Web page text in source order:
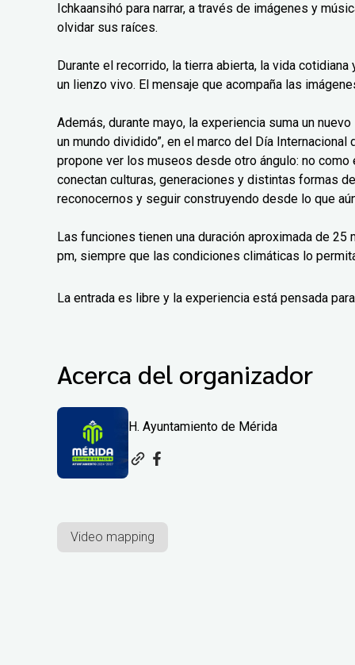
Ichkaansihó para narrar, a través de imágenes y
olvidar sus raíces.
Durante el recorrido, la tierra abierta, la vida
un lienzo vivo. El mensaje que acompaña las
Además, durante mayo, la experiencia suma un
un mundo dividido”, en el marco del Día
propone ver los museos desde otro ángulo: no
conectan culturas, generaciones y distintas formas
reconocernos y seguir construyendo desde lo que
Las funciones tienen una duración aproximada de
pm, siempre que las condiciones climáticas lo
La entrada es libre y la experiencia está pensada
Acerca del organizador
H. Ayuntamiento de Mérida
Video mapping